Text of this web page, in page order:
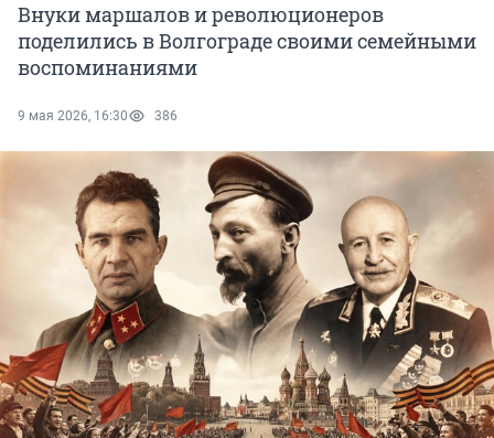
Внуки маршалов и революционеров
поделились в Волгограде своими семейными
воспоминаниями
9 мая 2026, 16:30 386